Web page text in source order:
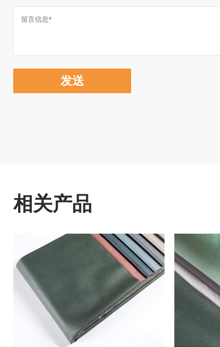
相关产品